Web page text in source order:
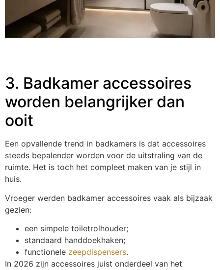
3. Badkamer accessoires
worden belangrijker dan
ooit
Een opvallende trend in badkamers is dat accessoires
steeds bepalender worden voor de uitstraling van de
ruimte. Het is toch het compleet maken van je stijl in
huis.
Vroeger werden badkamer accessoires vaak als bijzaak
gezien:
een simpele toiletrolhouder;
standaard handdoekhaken;
functionele zeepdispensers.
In 2026 zijn accessoires juist onderdeel van het